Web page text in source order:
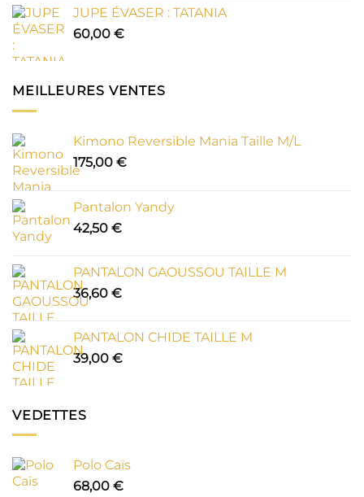
JUPE ÉVASER : TATANIA
60,00 €
MEILLEURES VENTES
Kimono Reversible Mania Taille M/L
175,00 €
Pantalon Yandy
42,50 €
PANTALON GAOUSSOU TAILLE M
36,60 €
PANTALON CHIDE TAILLE M
39,00 €
VEDETTES
Polo Caïs
68,00 €